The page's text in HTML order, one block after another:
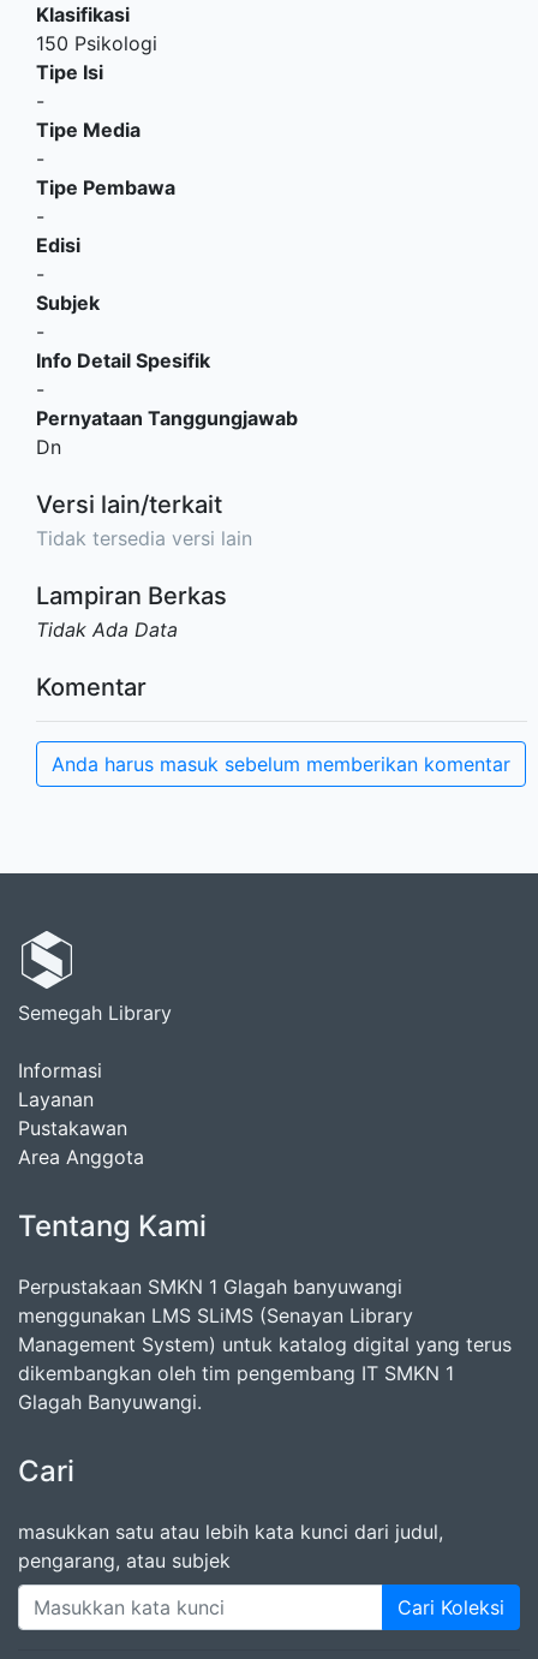
Klasifikasi
150 Psikologi
Tipe Isi
-
Tipe Media
-
Tipe Pembawa
-
Edisi
-
Subjek
-
Info Detail Spesifik
-
Pernyataan Tanggungjawab
Dn
Versi lain/terkait
Tidak tersedia versi lain
Lampiran Berkas
Tidak Ada Data
Komentar
Anda harus masuk sebelum memberikan komentar
Semegah Library
Informasi
Layanan
Pustakawan
Area Anggota
Tentang Kami
Perpustakaan SMKN 1 Glagah banyuwangi
menggunakan LMS SLiMS (Senayan Library
Management System) untuk katalog digital yang terus
dikembangkan oleh tim pengembang IT SMKN 1
Glagah Banyuwangi.
Cari
masukkan satu atau lebih kata kunci dari judul,
pengarang, atau subjek
Cari Koleksi